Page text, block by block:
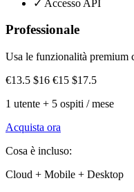
✓ Accesso API
Professionale
Usa le funzionalità premium
€13.5 $16 €15 $17.5
1 utente + 5 ospiti / mese
Acquista ora
Cosa è incluso:
Cloud + Mobile + Desktop